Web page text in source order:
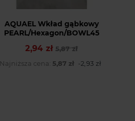
AQUAEL Wkład gąbkowy
PEARL/Hexagon/BOWL45
Cena podstawowa
5,87 zł
Cena
2,94 zł
Najniższa cena: 5,87 zł -2,93 zł